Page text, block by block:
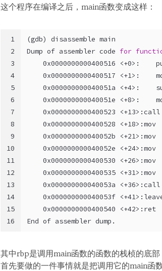
这个程序在编译之后，main函数变成这样：
1
2
3
4
5
6
7
8
9
10
11
12
13
14
15
16
(gdb) disassemble main
Dump of assembler code for
0x0000000000400516 <+0>:
0x0000000000400517 <+1>:
0x000000000040051a <+4>:
0x000000000040051e <+8>:
0x0000000000400523
0x0000000000400528 <+18>:mov
0x000000000040052b <+21>:mov
0x000000000040052e <+24>:mov
0x0000000000400530 <+26>:mov
0x0000000000400535 <+31>:mov
0x000000000040053a
0x000000000040053f
0x0000000000400540
End of assembler dump.
其中rbp是调用main函数的函数的栈桢的底
首先要做的一件事情就是把调用它的main函